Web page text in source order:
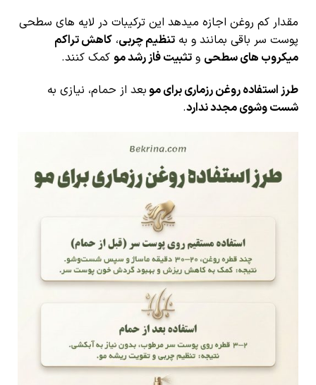
مقدار کم روغن اجازه میدهد این ترکیبات در لایه های سطحی
پوست سر باقی بمانند و به تنظیم چربی، کاهش تراکم
میکروب های سطحی و تثبیت فاز رشد مو کمک کنند.
طرز استفاده روغن رزماری برای موبعد از حمام، نیازی به
شست وشوی مجدد ندارد.